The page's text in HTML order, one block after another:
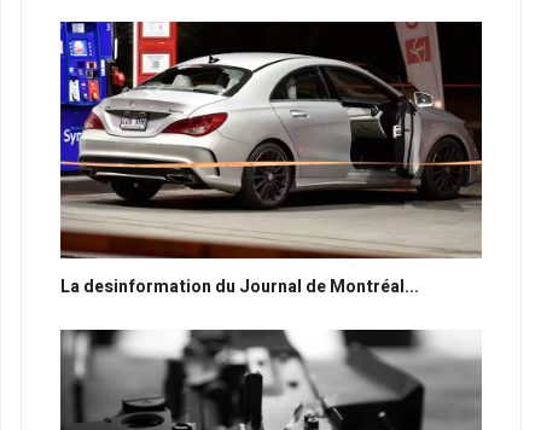
La desinformation du Journal de Montréal...